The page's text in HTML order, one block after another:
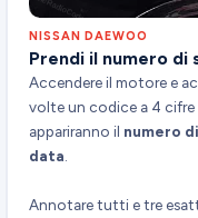
NISSAN DAEWOO
Prendi il numero di
Accendere il motore e
volte un codice a 4 cifre
appariranno il numero
data
Annotare tutti e tre